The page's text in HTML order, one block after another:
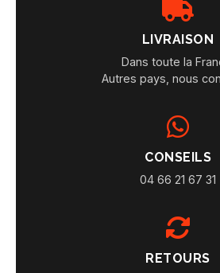
LIVRAISON
Dans toute la
Autres pays, nous
CONSEILS
04 66 21 67 31
RETOURS